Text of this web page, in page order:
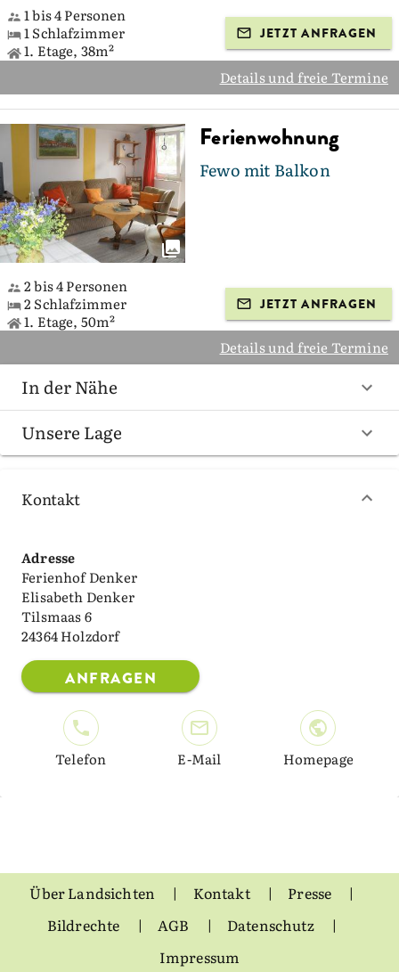
1 bis 4 Personen
1 Schlafzimmer
1. Etage, 38m²
JETZT ANFRAGEN
Details und freie Termine
Ferienwohnung
Fewo mit Balkon
2 bis 4 Personen
2 Schlafzimmer
1. Etage, 50m²
JETZT ANFRAGEN
Details und freie Termine
In der Nähe
Unsere Lage
Kontakt
Adresse
Ferienhof Denker
Elisabeth Denker
Tilsmaas 6
24364 Holzdorf
ANFRAGEN
Telefon E-Mail Homepage
Über Landsichten Kontakt
Presse
Bildrechte
AGB
Datenschutz
Impressum